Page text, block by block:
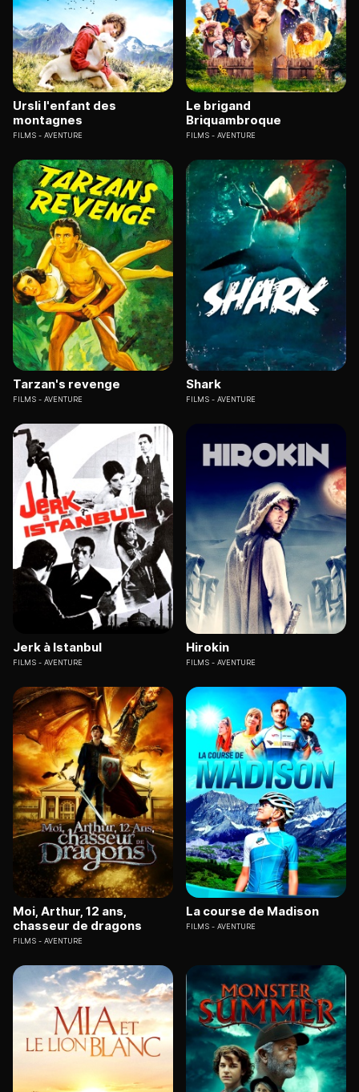
Ursli l'enfant des
montagnes
FILMS AVENTURE
Le brigand
Briquambroque
FILMS AVENTURE
Tarzan's revenge
FILMS AVENTURE
Shark
FILMS AVENTURE
Jerk à Istanbul
FILMS AVENTURE
Hirokin
FILMS AVENTURE
Moi, Arthur, 12 ans,
chasseur de dragons
FILMS AVENTURE
La course de Madison
FILMS AVENTURE